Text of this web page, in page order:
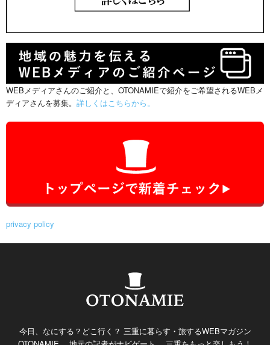
WEBメディアさんのご紹介と、OTONAMIEで紹介をご希望されるWEBメ
ディアさんを募集。 詳しくはこちらから。
privacy policy
今日、なにする？どこ行く？ 三重に暮らす・旅するWEBマガジン